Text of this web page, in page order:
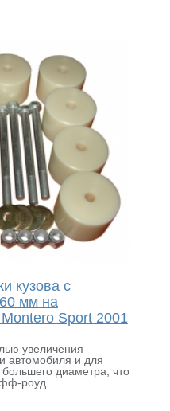
кузова с
мм на
Sport 2001
увеличения
автомобиля и для
большего диаметра, что
роуд